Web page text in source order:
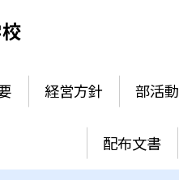
経営方針 部活動
配布文書